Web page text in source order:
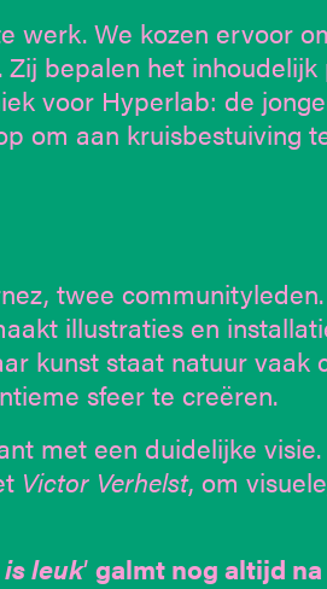
werk. We kozen ervoor
bepalen het
voor Hyperlab: de
om aan kruisbestuiving
twee
illustraties en
kunst staat natuur
sfeer te creëren.
met een duidelijke
Victor Verhelst, om
leuk’galmt nog altijd